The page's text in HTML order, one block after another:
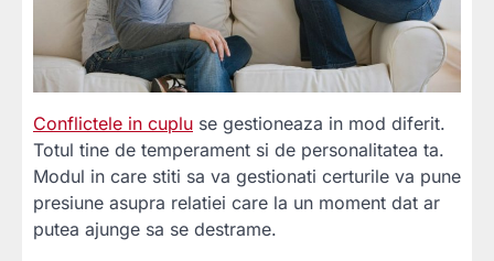
Conflictele in cuplu se gestioneaza in mod diferit.
Totul tine de temperament si de personalitatea ta.
Modul in care stiti sa va gestionati certurile va pune
presiune asupra relatiei care la un moment dat ar
putea ajunge sa se destrame.